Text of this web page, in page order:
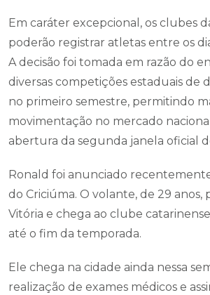
Em caráter excepcional, os clubes
poderão registrar atletas entre os
A decisão foi tomada em razão do
diversas competições estaduais de
no primeiro semestre, permitindo
movimentação no mercado
abertura da segunda janela oficial
Ronald foi anunciado
do Criciúma. O volante, de 29 anos,
Vitória e chega ao clube
até o fim da temporada.
Ele chega na cidade ainda nessa
realização de exames médicos e